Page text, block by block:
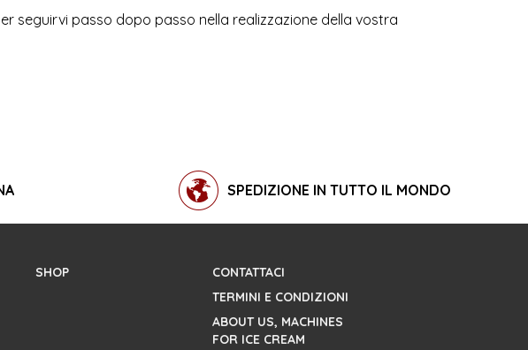
seguirvi passo dopo passo nella realizzazione della vostra
SPEDIZIONE IN TUTTO IL MONDO
SHOP
CONTATTACI
TERMINI E CONDIZIONI
ABOUT US, MACHINES
FOR ICE CREAM